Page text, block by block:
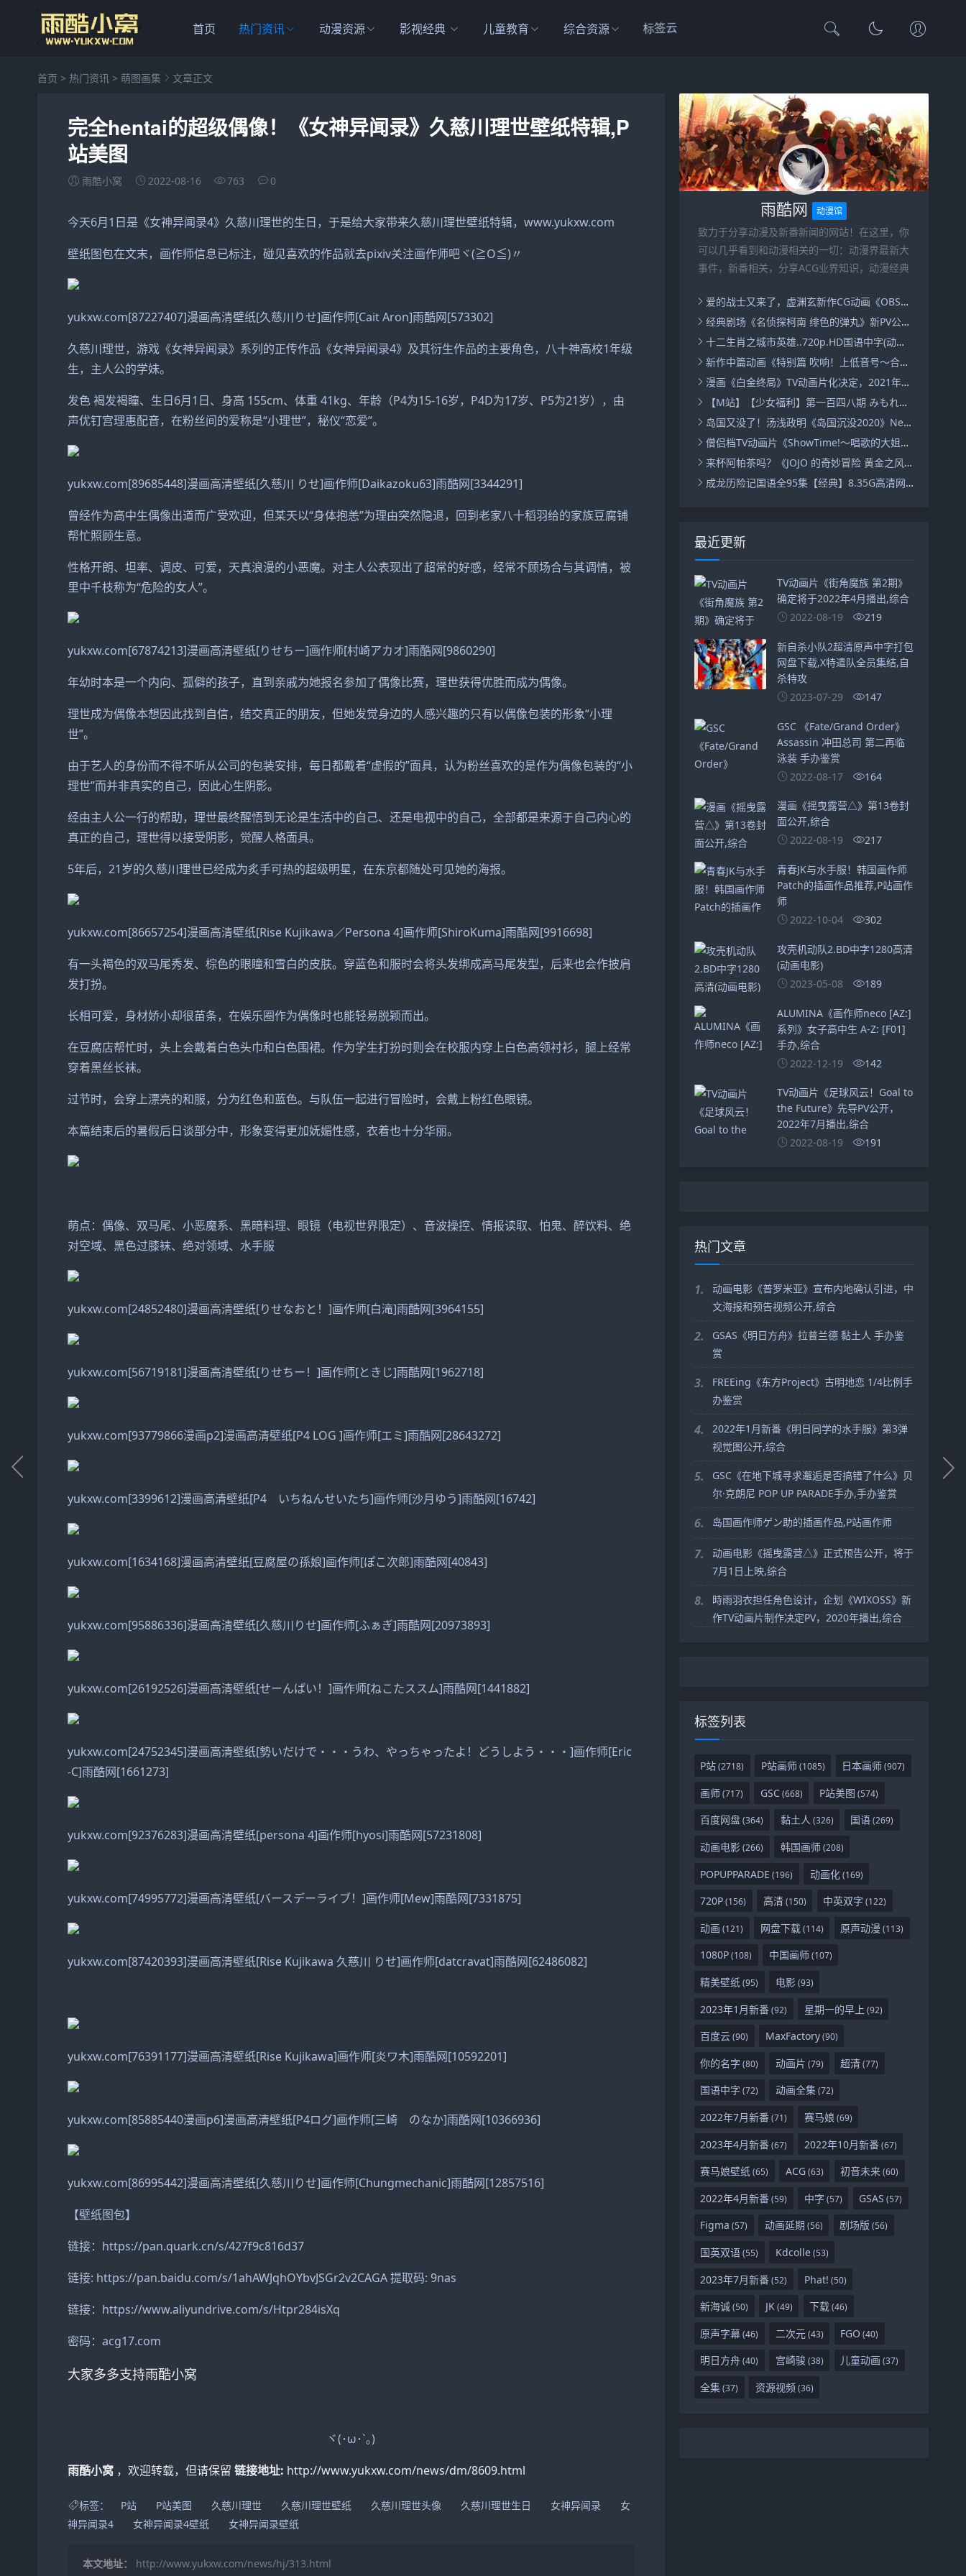
首页 热门资讯 动漫资源 影视经典 儿童教育 综合资源 标签云
首页 > 热门资讯 > 萌图画集 文章正文
完全hentai的超级偶像！《女神异闻录》久慈川理世壁纸特辑,P
站美图
雨酷小窝 2022-08-16 763 0
今天6月1日是《女神异闻录4》久慈川理世的生日，于是给大家带来久慈川理世壁纸特辑，www.yukxw.com
壁纸图包在文末，画作师信息已标注，碰见喜欢的作品就去pixiv关注画作师吧ヾ(≧O≦)〃
yukxw.com[87227407]漫画高清壁纸[久慈川りせ]画作师[Cait Aron]雨酷网[573302]
久慈川理世，游戏《女神异闻录》系列的正传作品《女神异闻录4》及其衍生作品的主要角色，八十神高校1年级
生，主人公的学妹。
发色 褐发褐瞳、生日6月1日、身高 155cm、体重 41kg、年龄（P4为15-16岁，P4D为17岁、P5为21岁），由
声优钉宫理惠配音，在粉丝间的爱称是“小理世”，秘仪“恋爱”。
yukxw.com[89685448]漫画高清壁纸[久慈川 りせ]画作师[Daikazoku63]雨酷网[3344291]
曾经作为高中生偶像出道而广受欢迎，但某天以“身体抱恙”为理由突然隐退，回到老家八十稻羽给的家族豆腐铺
帮忙照顾生意。
性格开朗、坦率、调皮、可爱，天真浪漫的小恶魔。对主人公表现出了超常的好感，经常不顾场合与其调情，被
里中千枝称为“危险的女人”。
yukxw.com[67874213]漫画高清壁纸[りせちー]画作师[村崎アカオ]雨酷网[9860290]
年幼时本是一个内向、孤僻的孩子，直到亲戚为她报名参加了偶像比赛，理世获得优胜而成为偶像。
理世成为偶像本想因此找到自信，结交真正的朋友，但她发觉身边的人感兴趣的只有以偶像包装的形象“小理
世”。
由于艺人的身份而不得不听从公司的包装安排，每日都戴着“虚假的”面具，认为粉丝喜欢的是作为偶像包装的“小
理世”而并非真实的自己，因此心生阴影。
经由主人公一行的帮助，理世最终醒悟到无论是生活中的自己、还是电视中的自己，全部都是来源于自己内心的
真正的自己，理世得以接受阴影，觉醒人格面具。
5年后，21岁的久慈川理世已经成为炙手可热的超级明星，在东京都随处可见她的海报。
yukxw.com[86657254]漫画高清壁纸[Rise Kujikawa／Persona 4]画作师[ShiroKuma]雨酷网[9916698]
有一头褐色的双马尾秀发、棕色的眼瞳和雪白的皮肤。穿蓝色和服时会将头发绑成高马尾发型，后来也会作披肩
发打扮。
长相可爱，身材娇小却很苗条，在娱乐圈作为偶像时也能轻易脱颖而出。
在豆腐店帮忙时，头上会戴着白色头巾和白色围裙。作为学生打扮时则会在校服内穿上白色高领衬衫，腿上经常
穿着黑丝长袜。
过节时，会穿上漂亮的和服，分为红色和蓝色。与队伍一起进行冒险时，会戴上粉红色眼镜。
本篇结束后的暑假后日谈部分中，形象变得更加妩媚性感，衣着也十分华丽。
萌点：偶像、双马尾、小恶魔系、黑暗料理、眼镜（电视世界限定）、音波操控、情报读取、怕鬼、醉饮料、绝
对空域、黑色过膝袜、绝对领域、水手服
yukxw.com[24852480]漫画高清壁纸[りせなおと！]画作师[白滝]雨酷网[3964155]
yukxw.com[56719181]漫画高清壁纸[りせちー！]画作师[ときじ]雨酷网[1962718]
yukxw.com[93779866漫画p2]漫画高清壁纸[P4 LOG ]画作师[エミ]雨酷网[28643272]
yukxw.com[3399612]漫画高清壁纸[P4 いちねんせいたち]画作师[沙月ゆう]雨酷网[16742]
yukxw.com[1634168]漫画高清壁纸[豆腐屋の孫娘]画作师[ぽこ次郎]雨酷网[40843]
yukxw.com[95886336]漫画高清壁纸[久慈川りせ]画作师[ふぁぎ]雨酷网[20973893]
yukxw.com[26192526]漫画高清壁纸[せーんぱい！]画作师[ねこたススム]雨酷网[1441882]
yukxw.com[24752345]漫画高清壁纸[勢いだけで・・・うわ、やっちゃったよ！どうしよう・・・]画作师[Eric
-C]雨酷网[1661273]
yukxw.com[92376283]漫画高清壁纸[persona 4]画作师[hyosi]雨酷网[57231808]
yukxw.com[74995772]漫画高清壁纸[バースデーライブ！]画作师[Mew]雨酷网[7331875]
yukxw.com[87420393]漫画高清壁纸[Rise Kujikawa 久慈川 りせ]画作师[datcravat]雨酷网[62486082]
yukxw.com[76391177]漫画高清壁纸[Rise Kujikawa]画作师[炎ワ木]雨酷网[10592201]
yukxw.com[85885440漫画p6]漫画高清壁纸[P4ログ]画作师[三崎 のなか]雨酷网[10366936]
yukxw.com[86995442]漫画高清壁纸[久慈川りせ]画作师[Chungmechanic]雨酷网[12857516]
【壁纸图包】
链接：https://pan.quark.cn/s/427f9c816d37
链接: https://pan.baidu.com/s/1ahAWJqhOYbvJSGr2v2CAGA 提取码: 9nas
链接：https://www.aliyundrive.com/s/Htpr284isXq
密码：acg17.com
大家多多支持雨酷小窝
ヾ(･ω･`｡)
雨酷小窝 ，欢迎转载，但请保留 链接地址: http://www.yukxw.com/news/dm/8609.html
标签： P站 P站美图 久慈川理世 久慈川理世壁纸 久慈川理世头像 久慈川理世生日 女神异闻录
女
神异闻录4
女神异闻录4壁纸 女神异闻录壁纸
本文地址：
http://www.yukxw.com/news/hj/313.html
雨酷网 动漫馆
致力于分享动漫及新番新闻的网站！在这里，你
可以几乎看到和动漫相关的一切：动漫界最新大
事件，新番相关，分享ACG业界知识，动漫经典
爱的战士又来了，虚渊玄新作CG动画《OBSOLETE》PV公开，12月3日YouTube配信,综合
经典剧场《名侦探柯南 绯色的弹丸》新PV公开，将于2021年4月16在岛国上映。,综合
十二生肖之城市英雄..720p.HD国语中字(动画电影)(网盘分享)
新作中篇动画《特别篇 吹响！上低音号～合奏比赛～》先导PV公开，2023年夏上映,综合
漫画《白金终局》TV动画片化决定，2021年秋季播出,综合
【M站】【少女福利】第一百四八期 みもれっと,
岛国又没了！汤浅政明《岛国沉没2020》Netflix动画化确定,综合
僧侣档TV动画片《ShowTime!～唱歌的大姐姐也想做～第二季》先导PV公开，2023年1月开播,综合
来杯阿帕茶吗？《JOJO 的奇妙冒险 黄金之风》角色茶杯套组登场,手办鉴赏
成龙历险记国语全95集【经典】8.35G高清网盘mp4资源视频
最近更新
TV动画片《街角魔族 第2期》
确定将于2022年4月播出,综合
2022-08-19
219
新自杀小队2超清原声中字打包
网盘下载,X特遣队全员集结,自
杀特攻
2023-07-29
147
GSC 《Fate/Grand Order》
Assassin 冲田总司 第二再临
泳装 手办鉴赏
2022-08-17
164
漫画《摇曳露营△》第13卷封
面公开,综合
2022-08-19
217
青春JK与水手服！韩国画作师
Patch的插画作品推荐,P站画作
师
2022-10-04
302
攻壳机动队2.BD中字1280高清
(动画电影)
2023-05-08
189
ALUMINA《画作师neco [AZ:]
系列》女子高中生 A-Z: [F01]
手办,综合
2022-12-19
142
TV动画片《足球风云！Goal to
the Future》先导PV公开，
2022年7月播出,综合
2022-08-19
191
热门文章
1.
动画电影《普罗米亚》宣布内地确认引进，中
文海报和预告视频公开,综合
2.
GSAS《明日方舟》拉普兰德 黏土人 手办鉴
赏
3.
FREEing《东方Project》古明地恋 1/4比例手
办鉴赏
4.
2022年1月新番《明日同学的水手服》第3弹
视觉图公开,综合
5.
GSC《在地下城寻求邂逅是否搞错了什么》贝
尔·克朗尼 POP UP PARADE手办,手办鉴赏
6. 岛国画作师ゲン助的插画作品,P站画作师
7.
动画电影《摇曳露营△》正式预告公开，将于
7月1日上映,综合
8.
時雨羽衣担任角色设计，企划《WIXOSS》新
作TV动画片制作决定PV，2020年播出,综合
标签列表
P站(2718) P站画师(1085) 日本画师(907)
画师(717) GSC(668) P站美图 (574)
百度网盘(364) 黏土人(326) 国语(269)
动画电影(266) 韩国画师(208)
POPUPPARADE (196) 动画化(169)
720P(156) 高清(150) 中英双字 (122)
动画 (121) 网盘下载(114) 原声动漫 (113)
1080P(108) 中国画师(107)
精美壁纸(95) 电影(93)
2023年1月新番(92) 星期一的早上 (92)
百度云(90) MaxFactory(90)
你的名字 (80) 动画片 (79) 超清(77)
国语中字 (72) 动画全集(72)
2022年7月新番(71) 赛马娘 (69)
2023年4月新番(67) 2022年10月新番(67)
赛马娘壁纸(65) ACG(63) 初音未来(60)
2022年4月新番(59) 中字 (57) GSAS (57)
Figma (57) 动画延期 (56) 剧场版 (56)
国英双语(55) Kdcolle(53)
2023年7月新番(52) Phat! (50)
新海诚(50) JK(49) 下载(46)
原声字幕(46) 二次元(43) FGO (40)
明日方舟(40) 宫崎骏 (38) 儿童动画 (37)
全集(37) 资源视频(36)